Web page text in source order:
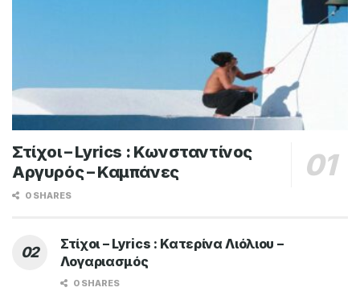
Στίχοι – Lyrics : Κωνσταντίνος
Αργυρός – Καμπάνες
0 SHARES
Στίχοι – Lyrics : Κατερίνα Λιόλιου –
Λογαριασμός
0 SHARES